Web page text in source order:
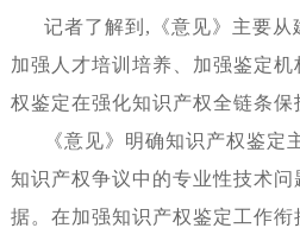
记者了解到,《意见》主要从
加强人才培训培养、加强鉴定
权鉴定在强化知识产权全链条
《意见》明确知识产权鉴
知识产权争议中的专业性技术
据。在加强知识产权鉴定工作